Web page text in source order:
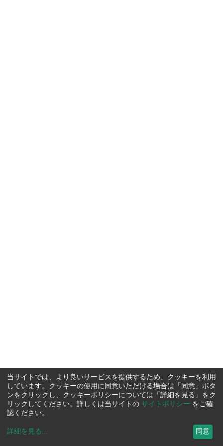
当サイトでは、より良いサービスを提供するため、クッキーを利用
しています。クッキーの使用に同意いただける場合は「同意」ボタ
ンをクリックし、クッキーポリシーについては「詳細を見る」をク
リックしてください。詳しくは当サイトの サイトポリシー をご確
認ください。
詳細を見る ... 同意